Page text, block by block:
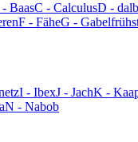
BaasC - CalculusD -
F - FäheG -
I - IbexJ - JachK -
N - Nabob